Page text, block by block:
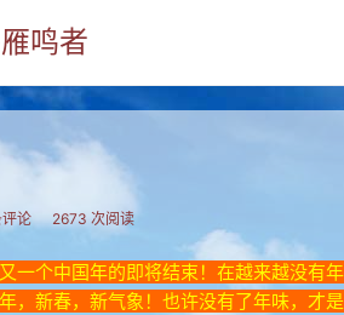
鸣者
论 2673 次阅读
一个中国年的即将结束！在越来越没有
，新春，新气象！也许没有了年味，才